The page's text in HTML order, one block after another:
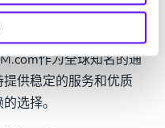
赛的赞助商。
作为全球知名的通
供稳定的服务和优质
选择。